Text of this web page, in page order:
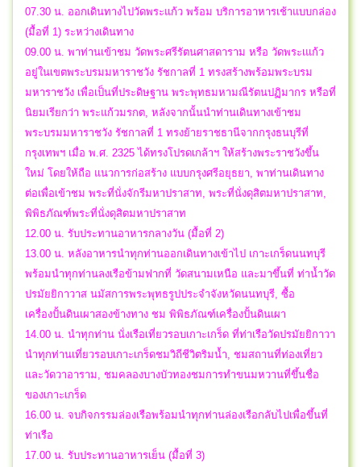
07.30 น. ออกเดินทางไปวัดพระแก้ว พร้อม บริการอาหารเช้าแบบกล่อง
(มื้อที่ 1) ระหว่างเดินทาง
09.00 น. พาท่านเข้าชม วัดพระศรีรัตนศาสดาราม หรือ วัดพระเแก้ว
อยู่ในเขตพระบรมมหาราชวัง รัชกาลที่ 1 ทรงสร้างพร้อมพระบรม
มหาราชวัง เพื่อเป็นที่ประดิษฐาน พระพุทธมหามณีรัตนปฏิมากร หรือที่
นิยมเรียกว่า พระแก้วมรกต, หลังจากนั้นนำท่านเดินทางเข้าชม
พระบรมมหาราชวัง รัชกาลที่ 1 ทรงย้ายราชธานีจากกรุงธนบุรีที่
กรุงเทพฯ เมื่อ พ.ศ. 2325 ได้ทรงโปรดเกล้าฯ ให้สร้างพระราชวังขึ้น
ใหม่ โดยให้ถือ แนวการก่อสร้าง แบบกรุงศรีอยุธยา, พาท่านเดินทาง
ต่อเพื่อเข้าชม พระที่นั่งจักรีมหาปราสาท, พระที่นั่งดุสิตมหาปราสาท,
พิพิธภัณฑ์พระที่นั่งดุสิตมหาปราสาท
12.00 น. รับประทานอาหารกลางวัน (มื้อที่ 2)
13.00 น. หลังอาหารนำทุกท่านออกเดินทางเข้าไป เกาะเกร็ดนนทบุรี
พร้อมนำทุกท่านลงเรือข้ามฟากที่ วัดสนามเหนือ และมาขึ้นที่ ท่าน้ำวัด
ปรมัยยิกาวาส นมัสการพระพุทธรูปประจำจังหวัดนนทบุรี, ซื้อ
เครื่องปั้นดินเผาสองข้างทาง ชม พิพิธภัณฑ์เครื่องปั้นดินเผา
14.00 น. นำทุกท่าน นั่งเรือเที่ยวรอบเกาะเกร็ด ที่ท่าเรือวัดปรมัยยิกาวา
นำทุกท่านเที่ยวรอบเกาะเกร็ดชมวิถีชีวิตริมน้ำ, ชมสถานที่ท่องเที่ยว
และวัดวาอาราม, ชมคลองบางบัวทองชมการทำขนมหวานที่ขึ้นชื่อ
ของเกาะเกร็ด
16.00 น. จบกิจกรรมล่องเรือพร้อมนำทุกท่านล่องเรือกลับไปเพื่อขึ้นที่
ท่าเรือ
17.00 น. รับประทานอาหารเย็น (มื้อที่ 3)